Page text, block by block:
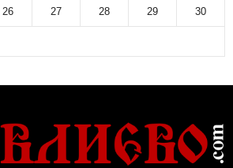
26 27 28 29 30